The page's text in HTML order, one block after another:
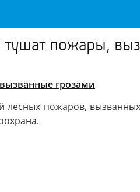
тушат пожары,
грозами
лесных пожаров,